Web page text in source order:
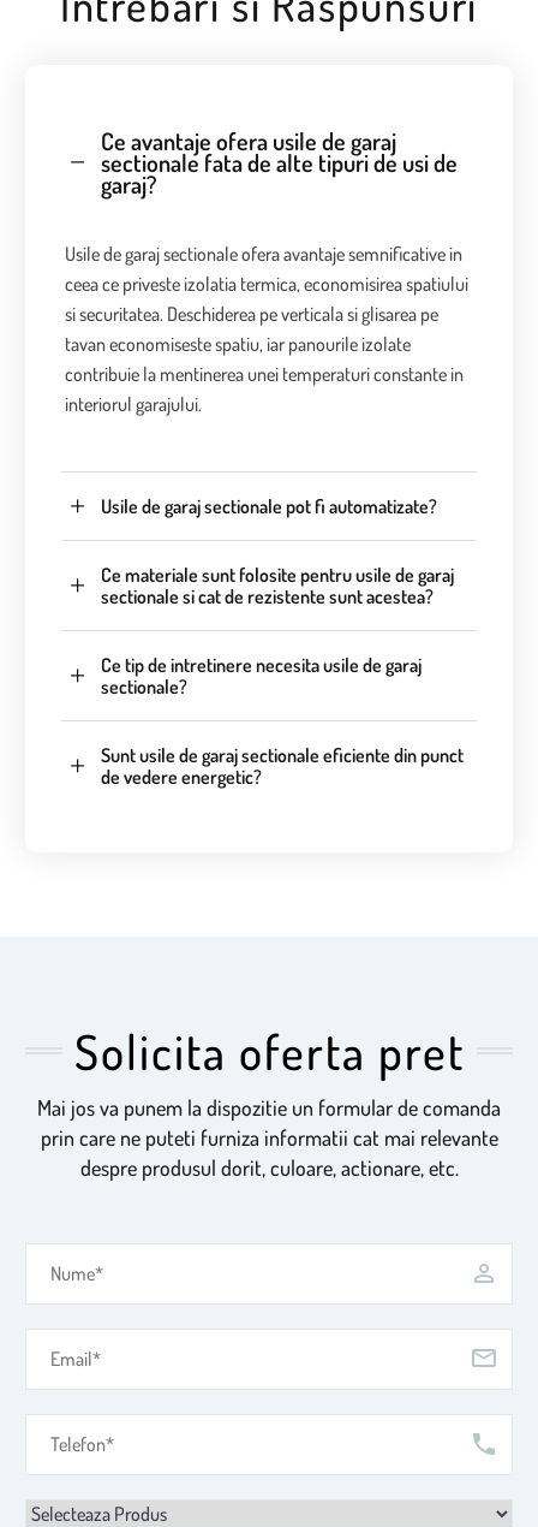
Ce avantaje ofera usile de garaj
sectionale fata de alte tipuri de usi de
garaj?
Usile de garaj sectionale ofera avantaje semnificative in
ceea ce priveste izolatia termica, economisirea spatiului
si securitatea. Deschiderea pe verticala si glisarea pe
tavan economiseste spatiu, iar panourile izolate
contribuie la mentinerea unei temperaturi constante in
interiorul garajului.
Usile de garaj sectionale pot fi automatizate?
Ce materiale sunt folosite pentru usile de garaj
sectionale si cat de rezistente sunt acestea?
Ce tip de intretinere necesita usile de garaj
sectionale?
Sunt usile de garaj sectionale eficiente din punct
de vedere energetic?
Solicita oferta pret
Mai jos va punem la dispozitie un formular de comanda
prin care ne puteti furniza informatii cat mai relevante
despre produsul dorit, culoare, actionare, etc.